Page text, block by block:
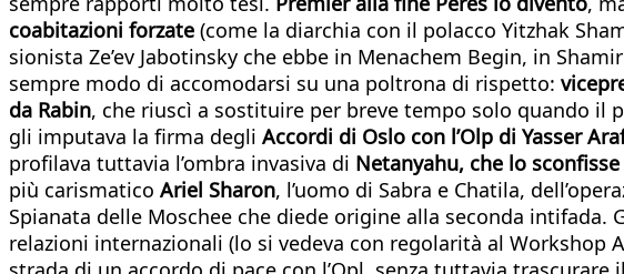
coabitazioni forzate (come la diarchia con il polacco Yitzhak
sionista Ze’ev Jabotinsky che ebbe in Menachem Begin, in
sempre modo di accomodarsi su una poltrona di rispetto:
da Rabin, che riuscì a sostituire per breve tempo solo quando il
gli imputava la firma degli Accordi di Oslo con l’Olp di Yasser
profilava tuttavia l’ombra invasiva di Netanyahu, che lo
più carismatico Ariel Sharon, l’uomo di Sabra e Chatila,
Spianata delle Moschee che diede origine alla seconda
relazioni internazionali (lo si vedeva con regolarità al Workshop